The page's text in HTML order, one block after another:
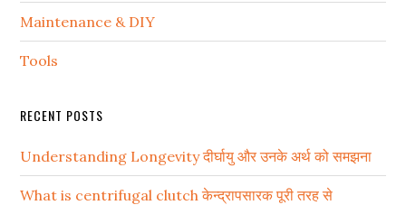
Maintenance & DIY
Tools
RECENT POSTS
Understanding Longevity दीर्घायु और उनके अर्थ को समझना
What is centrifugal clutch केन्द्रापसारक पूरी तरह से